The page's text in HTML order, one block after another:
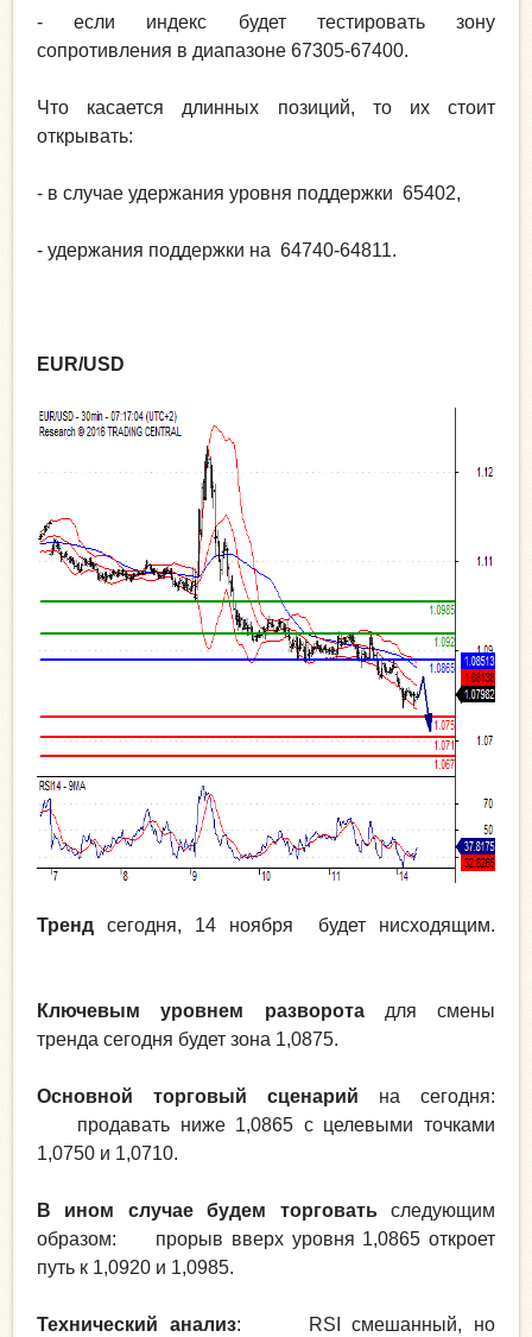
- если индекс будет тестировать зону
сопротивления в диапазоне 67305-67400.
Что касается длинных позиций, то их стоит
открывать:
- в случае удержания уровня поддержки 65402,
- удержания поддержки на 64740-64811.
EUR/USD
Тренд сегодня, 14 ноября будет нисходящим.
Ключевым уровнем разворотадля смены
тренда сегодня будет зона 1,0875.
Основной торговый сценарий на сегодня:
продавать ниже 1,0865 с целевыми точками
1,0750 и 1,0710.
В ином случае будем торговать следующим
образом: прорыв вверх уровня 1,0865 откроет
путь к 1,0920 и 1,0985.
Технический анализ: RSI смешанный, но